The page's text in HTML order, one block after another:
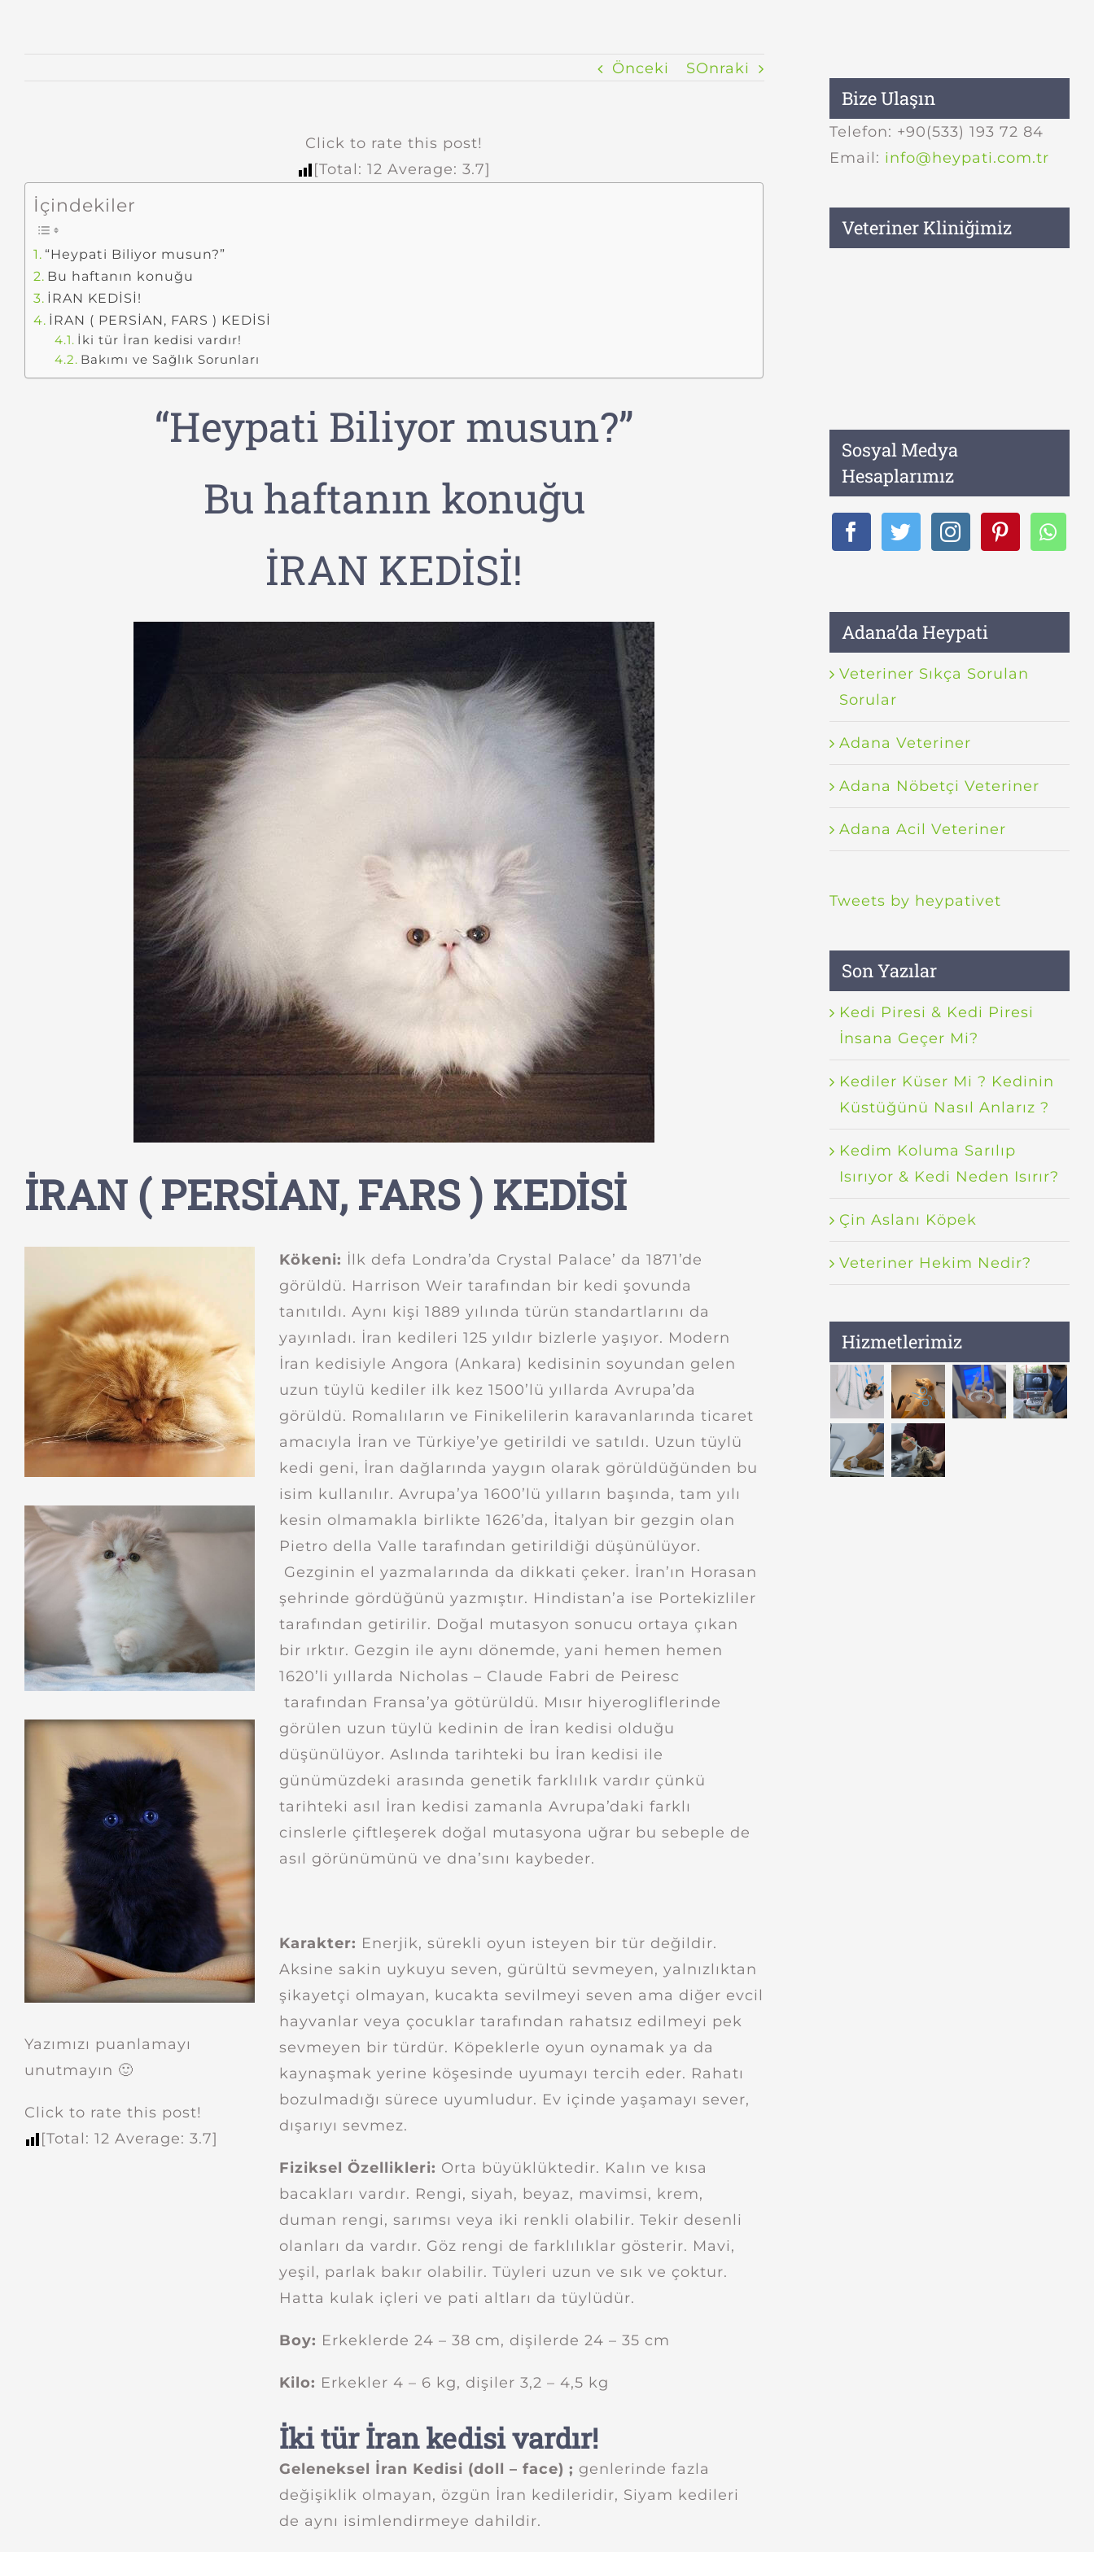
Önceki SOnraki
Click to rate this post!
[Total:12 Average:3.7]
İçindekiler
“Heypati Biliyor musun?”
Bu haftanın konuğu
İRAN KEDİSİ!
İRAN ( PERSİAN, FARS ) KEDİSİ
İki tür İran kedisi vardır!
Bakımı ve Sağlık Sorunları
“Heypati Biliyor musun?”
Bu haftanın konuğu
İRAN KEDİSİ!
İRAN ( PERSİAN, FARS ) KEDİSİ
Yazımızı puanlamayı
unutmayın 🙂
Click to rate this post!
[Total: 12 Average: 3.7]
Kökeni: İlk defa Londra’da Crystal Palace’ da 1871’de
görüldü. Harrison Weir tarafından bir kedi şovunda
tanıtıldı. Aynı kişi 1889 yılında türün standartlarını da
yayınladı. İran kedileri 125 yıldır bizlerle yaşıyor. Modern
İran kedisiyle Angora (Ankara) kedisinin soyundan gelen
uzun tüylü kediler ilk kez 1500’lü yıllarda Avrupa’da
görüldü. Romalıların ve Finikelilerin karavanlarında ticaret
amacıyla İran ve Türkiye’ye getirildi ve satıldı. Uzun tüylü
kedi geni, İran dağlarında yaygın olarak görüldüğünden bu
isim kullanılır. Avrupa’ya 1600’lü yılların başında, tam yılı
kesin olmamakla birlikte 1626’da, İtalyan bir gezgin olan
Pietro della Valle tarafından getirildiği düşünülüyor.
Gezginin el yazmalarında da dikkati çeker. İran’ın Horasan
şehrinde gördüğünü yazmıştır. Hindistan’a ise Portekizliler
tarafından getirilir. Doğal mutasyon sonucu ortaya çıkan
bir ırktır. Gezgin ile aynı dönemde, yani hemen hemen
1620’li yıllarda Nicholas – Claude Fabri de Peiresc
tarafından Fransa’ya götürüldü. Mısır hiyerogliflerinde
görülen uzun tüylü kedinin de İran kedisi olduğu
düşünülüyor. Aslında tarihteki bu İran kedisi ile
günümüzdeki arasında genetik farklılık vardır çünkü
tarihteki asıl İran kedisi zamanla Avrupa’daki farklı
cinslerle çiftleşerek doğal mutasyona uğrar bu sebeple de
asıl görünümünü ve dna’sını kaybeder.
Karakter: Enerjik, sürekli oyun isteyen bir tür değildir.
Aksine sakin uykuyu seven, gürültü sevmeyen, yalnızlıktan
şikayetçi olmayan, kucakta sevilmeyi seven ama diğer evcil
hayvanlar veya çocuklar tarafından rahatsız edilmeyi pek
sevmeyen bir türdür. Köpeklerle oyun oynamak ya da
kaynaşmak yerine köşesinde uyumayı tercih eder. Rahatı
bozulmadığı sürece uyumludur. Ev içinde yaşamayı sever,
dışarıyı sevmez.
Fiziksel Özellikleri: Orta büyüklüktedir. Kalın ve kısa
bacakları vardır. Rengi, siyah, beyaz, mavimsi, krem,
duman rengi, sarımsı veya iki renkli olabilir. Tekir desenli
olanları da vardır. Göz rengi de farklılıklar gösterir. Mavi,
yeşil, parlak bakır olabilir. Tüyleri uzun ve sık ve çoktur.
Hatta kulak içleri ve pati altları da tüylüdür.
Boy: Erkeklerde 24 – 38 cm, dişilerde 24 – 35 cm
Kilo: Erkekler 4 – 6 kg, dişiler 3,2 – 4,5 kg
İki tür İran kedisi vardır!
Geleneksel İran Kedisi (doll – face) ; genlerinde fazla
değişiklik olmayan, özgün İran kedileridir, Siyam kedileri
de aynı isimlendirmeye dahildir.
Bize Ulaşın
Telefon: +90(533) 193 72 84
Email: info@heypati.com.tr
Veteriner Kliniğimiz
Sosyal Medya
Hesaplarımız
Adana’da Heypati
Veteriner Sıkça Sorulan
Sorular
Adana Veteriner
Adana Nöbetçi Veteriner
Adana Acil Veteriner
Tweets by heypativet
Son Yazılar
Kedi Piresi & Kedi Piresi
İnsana Geçer Mi?
Kediler Küser Mi ? Kedinin
Küstüğünü Nasıl Anlarız ?
Kedim Koluma Sarılıp
Isırıyor & Kedi Neden Isırır?
Çin Aslanı Köpek
Veteriner Hekim Nedir?
Hizmetlerimiz